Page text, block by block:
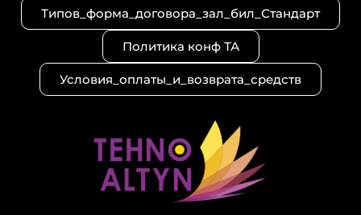
Типов_форма_договора_зал_бил_Стандарт
Политика конф ТА
Условия_оплаты_и_возврата_средств